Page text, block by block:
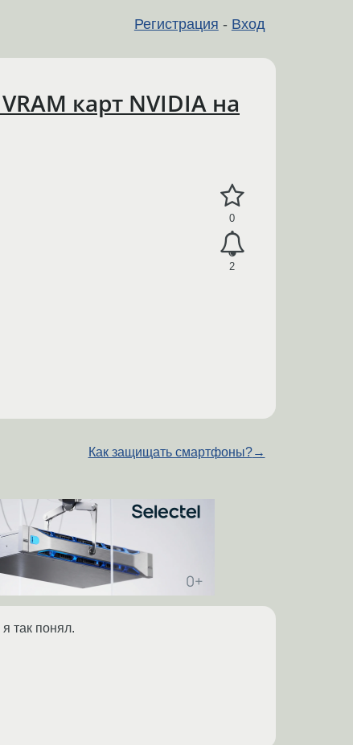
Регистрация - Вход
карт NVIDIA на
0
2
Как защищать смартфоны?→
так понял.